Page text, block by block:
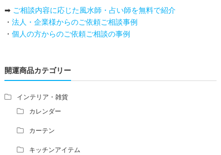
庭を広げると路沖殺（ろちゅうさつ）は防げますか？
トイレ前室のドアの開け閉めについて
増築して家相の中心軸が変わると、鬼門の方角にあるトイ
占い師さんは、幽霊を見たことがありますか？
家相風水の診断・鑑定料金や相場について
家相・風水の鑑定料金の相場が知りたい。
風水の流派について教えてください。
風水師になるには、どんな勉強をすればいいですか？
➡ ご相談内容に応じた風水師・占い師を無料で紹介
・ 法人・企業様からのご依頼ご相談事例
・ 個人の方からのご依頼ご相談の事例
開運商品カテゴリー
インテリア・雑貨
カレンダー
カーテン
キッチンアイテム